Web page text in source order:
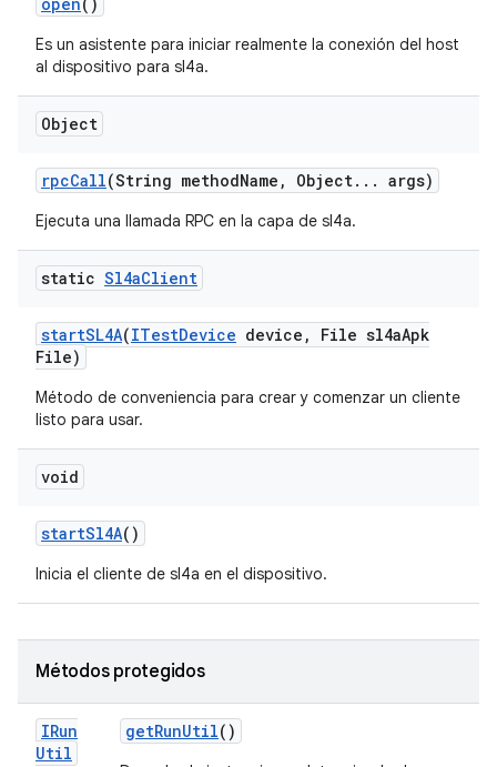
Es un asistente para iniciar realmente la conexión del host
al dispositivo para sl4a.
Object
rpcCall(String methodName , Object. . . args)
Ejecuta una llamada RPC en la capa de sl4a.
static Sl4aClient
startSL4A(ITestDevice device , File sl4aApk
File)
Método de conveniencia para crear y comenzar un cliente
listo para usar.
void
startSl4A()
Inicia el cliente de sl4a en el dispositivo.
Métodos protegidos
IRun
Util
getRunUtil()